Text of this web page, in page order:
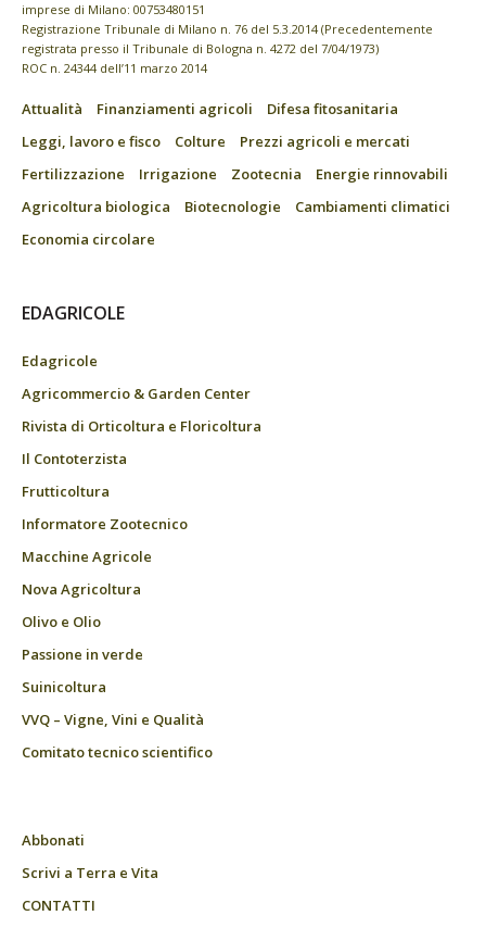
imprese di Milano: 00753480151
Registrazione Tribunale di Milano n. 76 del 5.3.2014 (Precedentemente
registrata presso il Tribunale di Bologna n. 4272 del 7/04/1973)
ROC n. 24344 dell’11 marzo 2014
Attualità Finanziamenti agricoli
Difesa fitosanitaria
Leggi, lavoro e fisco
Colture
Prezzi agricoli e mercati
Fertilizzazione
Irrigazione Zootecnia
Energie rinnovabili
Agricoltura biologica
Biotecnologie
Cambiamenti climatici
Economia circolare
EDAGRICOLE
Edagricole
Agricommercio & Garden Center
Rivista di Orticoltura e Floricoltura
Il Contoterzista
Frutticoltura
Informatore Zootecnico
Macchine Agricole
Nova Agricoltura
Olivo e Olio
Passione in verde
Suinicoltura
VVQ – Vigne, Vini e Qualità
Comitato tecnico scientifico
Abbonati
Scrivi a Terra e Vita
CONTATTI